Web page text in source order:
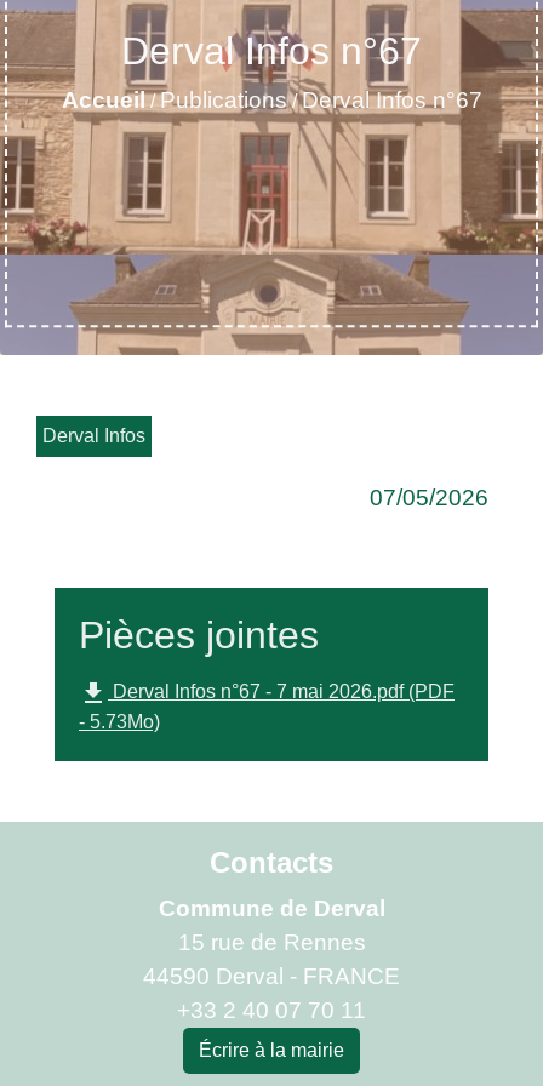
Derval Infos n°67
Accueil/Publications/Derval Infos n°67
Derval Infos
07/05/2026
Pièces jointes
file_download
Derval Infos n°67 - 7 mai 2026.pdf (PDF
- 5.73Mo)
Contacts
Commune de Derval
15 rue de Rennes
44590 Derval - FRANCE
+33 2 40 07 70 11
Écrire à la mairie